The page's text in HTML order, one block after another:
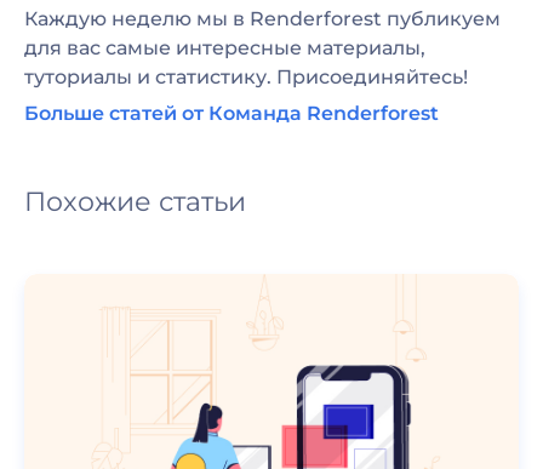
Каждую неделю мы в Renderforest публикуем
для вас самые интересные материалы,
туториалы и статистику. Присоединяйтесь!
Больше статей от Команда Renderforest
Похожие статьи